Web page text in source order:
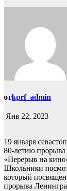
отkprf_admin
Янв 22, 2023
19 января
80-летию прорыва
«Перерыв на
Школьники
который
прорыва